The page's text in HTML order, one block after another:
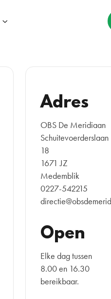
Adres
OBS De Meridiaan
Schuitevoerderslaan
18
1671 JZ
Medemblik
0227-542215
Open
Elke dag tussen
8.00 en 16.30
bereikbaar.